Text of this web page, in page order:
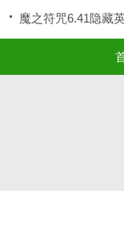
魔之符咒6.41隐藏